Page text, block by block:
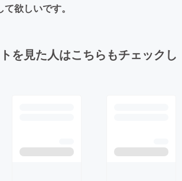
欲しいです。
を見た人はこちらもチェックし